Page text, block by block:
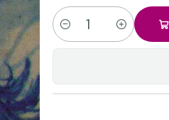
Quantidade